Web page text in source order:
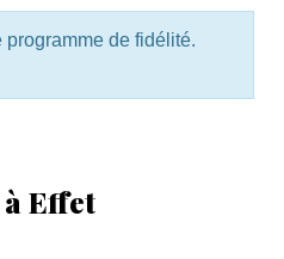
de fidélité.
Effet